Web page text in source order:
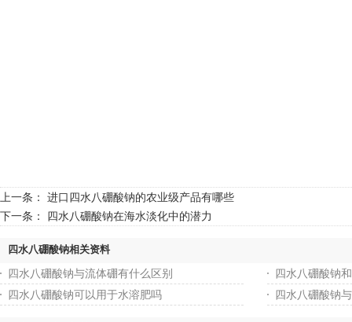
上一条： 进口四水八硼酸钠的农业级产品有哪些
下一条： 四水八硼酸钠在海水淡化中的潜力
四水八硼酸钠相关资料
四水八硼酸钠与流体硼有什么区别
四水八硼酸钠
四水八硼酸钠可以用于水溶肥吗
四水八硼酸钠